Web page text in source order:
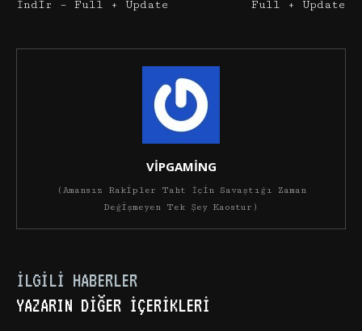
İndir – Full + Update
Full + Update
VİPGAMİNG
(Amansız Rakipler Taht İçin Savaştığı Zaman
Değişmeyen Tek Şey Kaostur)
İLGILI HABERLER
YAZARIN DIĞER İÇERIKLERI